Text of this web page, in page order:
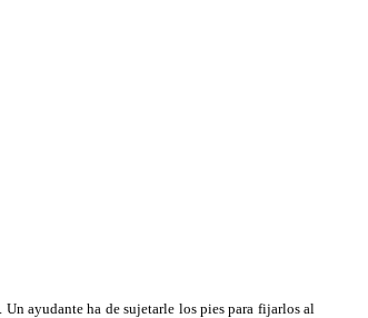
ayudante ha de sujetarle los pies para fijarlos al